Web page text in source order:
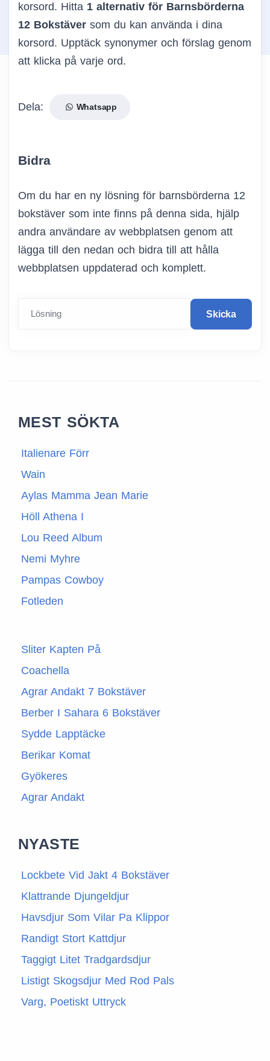
korsord. Hitta 1 alternativ för Barnsbörderna
12 Bokstäver som du kan använda i dina
korsord. Upptäck synonymer och förslag genom
att klicka på varje ord.
Dela: Whatsapp
Bidra
Om du har en ny lösning för barnsbörderna 12
bokstäver som inte finns på denna sida, hjälp
andra användare av webbplatsen genom att
lägga till den nedan och bidra till att hålla
webbplatsen uppdaterad och komplett.
Lösning Skicka
MEST SÖKTA
Italienare Förr
Wain
Aylas Mamma Jean Marie
Höll Athena I
Lou Reed Album
Nemi Myhre
Pampas Cowboy
Fotleden
Sliter Kapten På
Coachella
Agrar Andakt 7 Bokstäver
Berber I Sahara 6 Bokstäver
Sydde Lapptäcke
Berikar Komat
Gyökeres
Agrar Andakt
NYASTE
Lockbete Vid Jakt 4 Bokstäver
Klattrande Djungeldjur
Havsdjur Som Vilar Pa Klippor
Randigt Stort Kattdjur
Taggigt Litet Tradgardsdjur
Listigt Skogsdjur Med Rod Pals
Varg, Poetiskt Uttryck